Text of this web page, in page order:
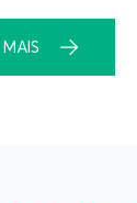
MAIS